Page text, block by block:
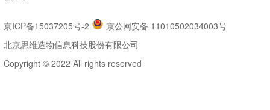
京ICP备15037205号-2
京公网安备 11010502034003号
北京思维造物信息科技股份有限公司
Copyright © 2022 All rights reserved